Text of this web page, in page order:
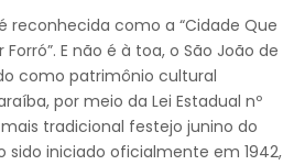
reconhecida como a “Cidade Que
E não é à toa, o São João de
como patrimônio cultural
por meio da Lei Estadual nº
mais tradicional festejo junino do
sido iniciado oficialmente em 1942,